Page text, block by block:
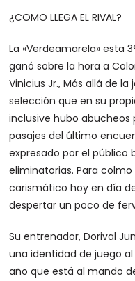
¿COMO LLEGA EL RIVAL?
La «Verdeamarela» esta
ganó sobre la hora a
Vinicius Jr., Más allá de
selección que en su
inclusive hubo abucheos
pasajes del último
expresado por el público
eliminatorias. Para
carismático hoy en día
despertar un poco de
Su entrenador, Dorival
una identidad de juego
año que está al mando